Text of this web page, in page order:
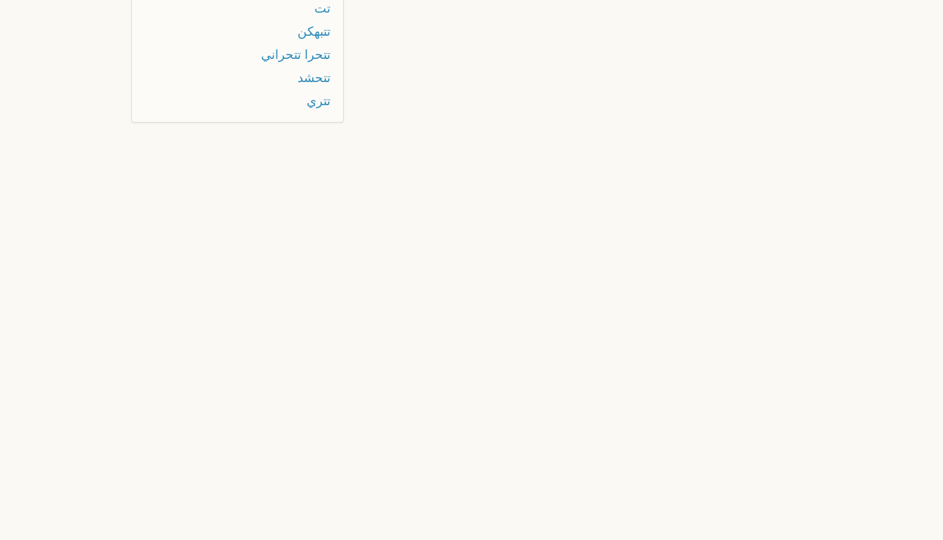
تت
تتبهكن
تتحرا تتحراني
تتحشد
تتري